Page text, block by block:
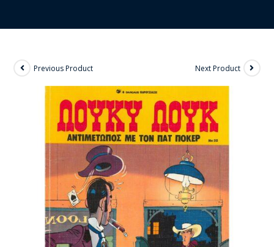
Previous Product Next Product